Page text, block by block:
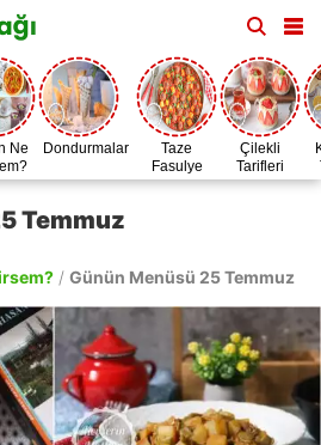
Ne
Dondurmalar
Taze
Fasulye
Zamanı
Çilekli
Tarifleri
Temmuz
/ Günün Menüsü 25 Temmuz